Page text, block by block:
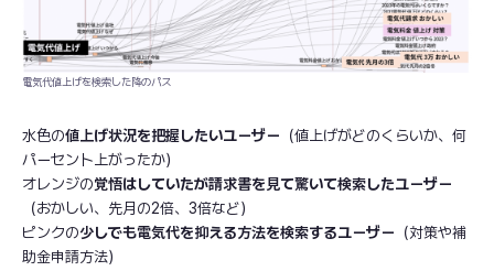
電気代値上げを検索した降のパス
水色の値上げ状況を把握したいユーザー （値上げがどのくらいか、何
パーセント上がったか）
オレンジの覚悟はしていたが請求書を見て驚いて検索したユーザー
（おかしい、先月の2倍、3倍など）
ピンクの少しでも電気代を抑える方法を検索するユーザー （対策や補
助金申請方法）